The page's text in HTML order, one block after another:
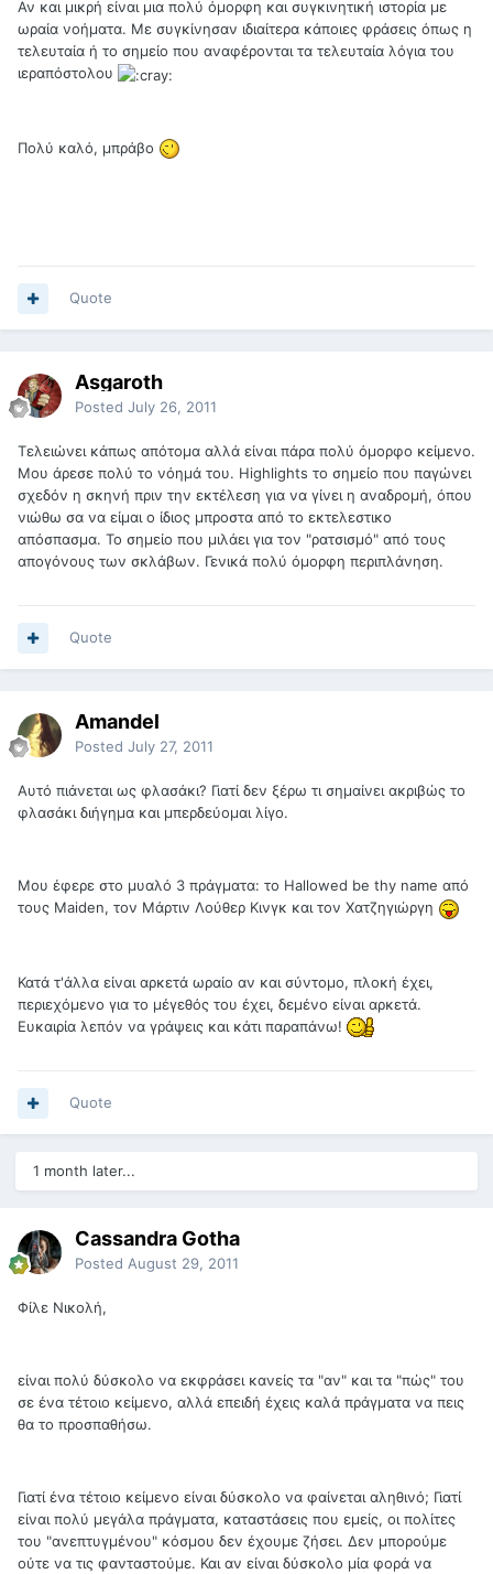
Αν και μικρή είναι μια πολύ όμορφη και συγκινητική ιστορία με
ωραία νοήματα. Με συγκίνησαν ιδιαίτερα κάποιες φράσεις όπως η
τελευταία ή το σημείο που αναφέρονται τα τελευταία λόγια του
ιεραπόστολου
Πολύ καλό, μπράβο
Quote
Asgaroth
Posted July 26, 2011
Τελειώνει κάπως απότομα αλλά είναι πάρα πολύ όμορφο κείμενο.
Μου άρεσε πολύ το νόημά του. Highlights το σημείο που παγώνει
σχεδόν η σκηνή πριν την εκτέλεση για να γίνει η αναδρομή, όπου
νιώθω σα να είμαι ο ίδιος μπροστα από το εκτελεστικο
απόσπασμα. Το σημείο που μιλάει για τον "ρατσισμό" από τους
απογόνους των σκλάβων. Γενικά πολύ όμορφη περιπλάνηση.
Quote
Amandel
Posted July 27, 2011
Αυτό πιάνεται ως φλασάκι? Γιατί δεν ξέρω τι σημαίνει ακριβώς το
φλασάκι διήγημα και μπερδεύομαι λίγο.
Μου έφερε στο μυαλό 3 πράγματα: το Hallowed be thy name από
τους Maiden, τον Μάρτιν Λούθερ Κινγκ και τον Χατζηγιώργη
Κατά τ'άλλα είναι αρκετά ωραίο αν και σύντομο, πλοκή έχει,
περιεχόμενο για το μέγεθός του έχει, δεμένο είναι αρκετά.
Ευκαιρία λεπόν να γράψεις και κάτι παραπάνω!
Quote
1 month later...
Cassandra Gotha
Posted August 29, 2011
Φίλε Νικολή,
είναι πολύ δύσκολο να εκφράσει κανείς τα "αν" και τα "πώς" του
σε ένα τέτοιο κείμενο, αλλά επειδή έχεις καλά πράγματα να πεις
θα το προσπαθήσω.
Γιατί ένα τέτοιο κείμενο είναι δύσκολο να φαίνεται αληθινό; Γιατί
είναι πολύ μεγάλα πράγματα, καταστάσεις που εμείς, οι πολίτες
του "ανεπτυγμένου" κόσμου δεν έχουμε ζήσει. Δεν μπορούμε
ούτε να τις φανταστούμε. Και αν είναι δύσκολο μία φορά να